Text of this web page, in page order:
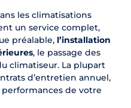
les climatisations
un service complet,
préalable, l’installation
, le passage des
climatiseur. La plupart
d’entretien annuel,
de votre